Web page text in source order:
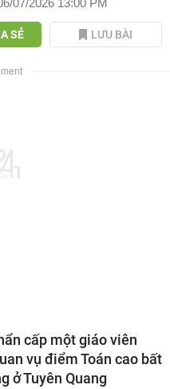
07/2026 13:00 PM
SẺ LƯU BÀI
cấp một giáo viên
vụ điểm Toán cao bất
ở Tuyên Quang